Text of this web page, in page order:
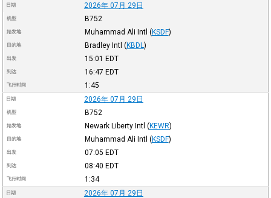
日期 2026年 07月 29日
机型 B752
始发地 Muhammad Ali Intl (KSDF)
目的地 Bradley Intl (KBDL )
出发 15:01 EDT
到达 16:47 EDT
飞行时间 1:45
日期 2026年 07月 29日
机型 B752
始发地 Newark Liberty Intl (KEWR)
目的地 Muhammad Ali Intl (KSDF)
出发 07:05 EDT
到达 08:40 EDT
飞行时间 1:34
日期 2026年 07月 29日